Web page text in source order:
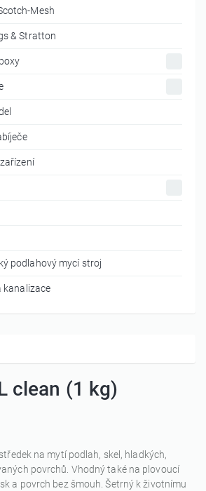
Mesh
& Stratton
podlahový mycí stroj
kanalizace
clean (1 kg)
na mytí podlah, skel, hladkých,
povrchů. Vhodný také na plovoucí
a povrch bez šmouh. Šetrný k životnímu